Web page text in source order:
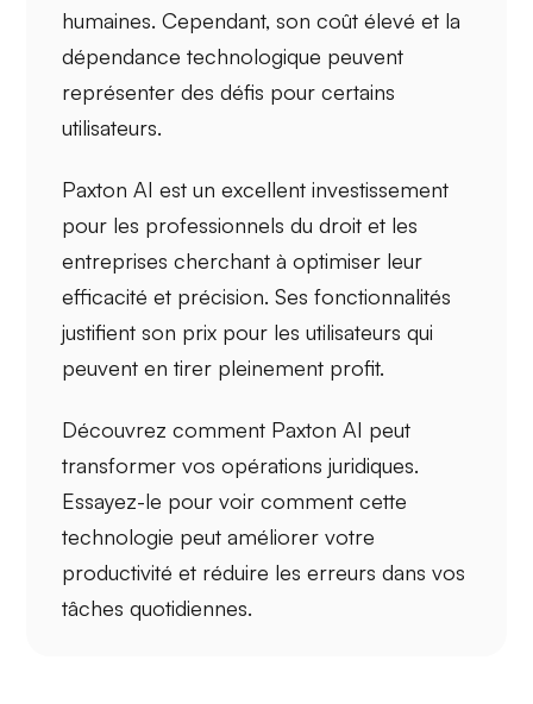
humaines. Cependant, soncoût élevé et la
dépendance technologique peuvent
représenter des défis pour certains
utilisateurs.
Paxton AI est un excellent investissement
pour les professionnels du droit et les
entreprises cherchant à optimiser leur
efficacité et précision. Ses fonctionnalités
justifient son prix pour les utilisateurs qui
peuvent en tirer pleinement profit.
Découvrez comment Paxton AI peut
transformer vos opérations juridiques.
Essayez-le pour voir comment cette
technologie peutaméliorer votre
productivité et réduire les erreurs dans vos
tâches quotidiennes.